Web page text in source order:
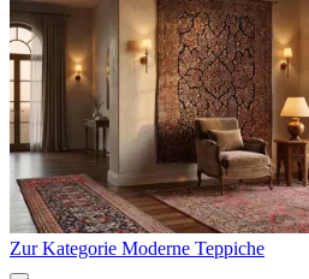
Zur Kategorie Moderne Teppiche